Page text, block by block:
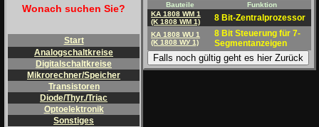
Wonach suchen Sie?
Start
Analogschaltkreise
Digitalschaltkreise
Mikrorechner/Speicher
Transistoren
Diode/Thyr./Triac
Optoelektronik
Sonstiges
Bauteile
Funktion
KA 1808 WM 1
(K 1808 WM 1)
8 Bit-Zentralprozessor
KA 1808 WU 1
(K 1808 WУ 1)
8 Bit Steuerung für 7-
Segmentanzeigen
Falls noch gültig geht es hier Zurück